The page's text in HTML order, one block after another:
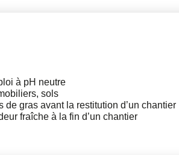
à pH neutre
sols
de gras avant la restitution d’un chantier
fraîche à la fin d’un chantier